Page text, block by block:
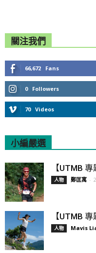
關注我們
66,672 Fans
0 Followers
70 Videos
小編嚴選
【UTMB
人物 鄭匡寓 -
【UTMB
人物 Mavis